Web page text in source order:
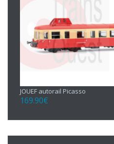
JOUEF autorail Picasso
169.90€